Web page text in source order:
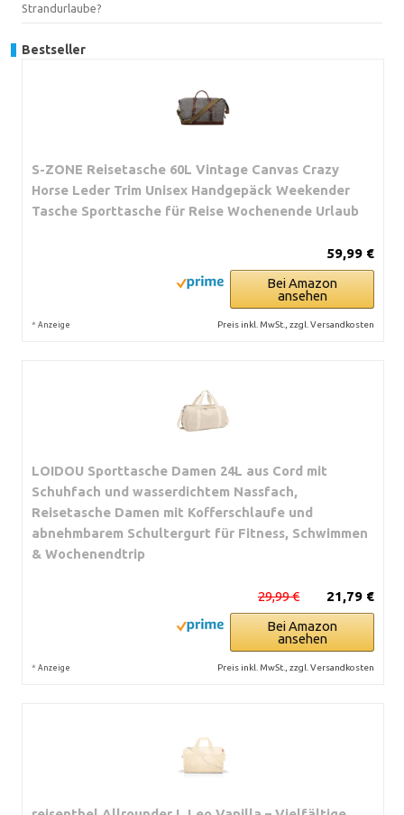
Strandurlaube?
Bestseller
S-ZONE Reisetasche 60L Vintage Canvas Crazy
Horse Leder Trim Unisex Handgepäck Weekender
Tasche Sporttasche für Reise Wochenende Urlaub
59,99 €
Bei Amazon
ansehen
* Anzeige Preis inkl. MwSt., zzgl. Versandkosten
LOIDOU Sporttasche Damen 24L aus Cord mit
Schuhfach und wasserdichtem Nassfach,
Reisetasche Damen mit Kofferschlaufe und
abnehmbarem Schultergurt für Fitness, Schwimmen
& Wochenendtrip
21,79 €
29,99 €
Bei Amazon
ansehen
* Anzeige Preis inkl. MwSt., zzgl. Versandkosten